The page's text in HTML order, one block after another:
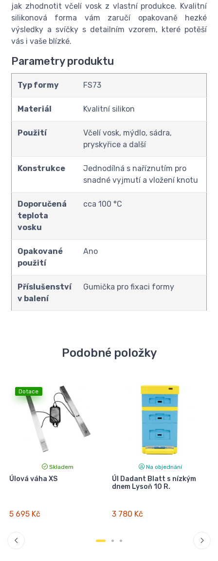
jak zhodnotit včelí vosk z vlastní produkce. Kvalitní
silikonová forma vám zaručí opakovaně hezké
výsledky a svíčky s detailním vzorem, které potěší
vás i vaše blízké.
Parametry produktu
Typ formy FS73
Materiál Kvalitní silikon
Použití
Včelí vosk, mýdlo, sádra,
pryskyřice a další
Konstrukce
Jednodílná s naříznutím pro
snadné vyjmutí a vložení knotu
Doporučená
teplota
vosku
cca 100 °C
Opakované
použití
Ano
Příslušenství
v balení
Gumička pro fixaci formy
Podobné položky
Dotace
Skladem
Úlová váha XS
5 695 Kč
Na objednání
Úl Dadant Blatt s nízkým
dnem Lysoň 10 R.
3 780 Kč